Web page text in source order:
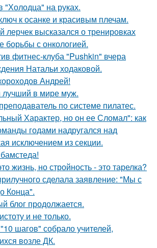
"Холодца" на руках.
к осанке и красивым плечам.
лерчек высказался о тренировках
борьбы с онкологией.
фитнес-клуба "Pushkin" вчера
Натальи ходаковой.
Андрей!
в мире муж.
по системе пилатес.
Характер, но он ее Сломал": как
годами надругался над
исключением из секции.
жизнь, но стройность - это тарелка?
сделала заявление: "Мы с
Конца".
блог продолжается.
и не только.
шагов" собрало учителей,
возле ДК.